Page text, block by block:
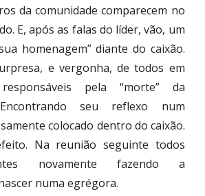
da comunidade comparecem no
E, após as falas do líder, vão, um
homenagem” diante do caixão.
e vergonha, de todos em
pela “morte” da
seu reflexo num
colocado dentro do caixão.
Na reunião seguinte todos
novamente fazendo a
numa egrégora.